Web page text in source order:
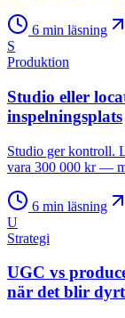
6 min läsning
S
Produktion
Studio eller
inspelningsplats
Studio ger kontroll.
vara 300 000 kr —
6 min läsning
U
Strategi
UGC vs
när det blir